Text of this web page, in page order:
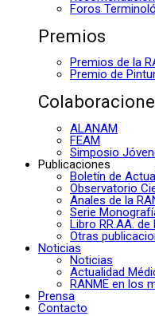
Foros
Premios
Premios de la
Premio de
ALANAM
FEAM
Simposio
Publicaciones
Boletín de
Observatorio
Anales de la
Serie
Libro RR.AA.
Otras
Noticias
Noticias
Actualidad
RANME en los
Prensa
Contacto